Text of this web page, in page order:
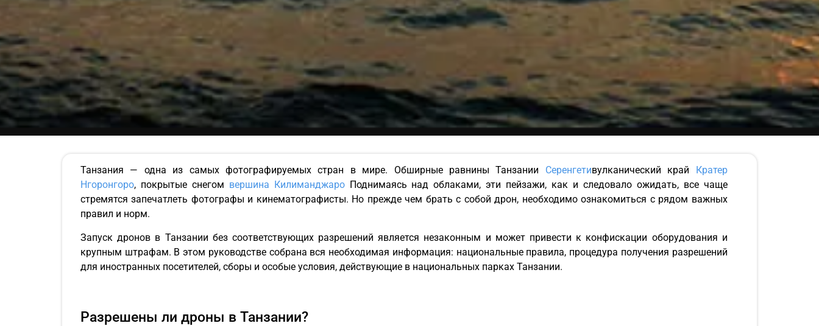
Танзания — одна из самых фотографируемых стран в мире. Обширные равнины Танзании Серенгетивулканический край Кратер
Нгоронгоро, покрытые снегом вершина КилиманджароПоднимаясь над облаками, эти пейзажи, как и следовало ожидать, все чаще
стремятся запечатлеть фотографы и кинематографисты. Но прежде чем брать с собой дрон, необходимо ознакомиться с рядом важных
правил и норм.
Запуск дронов в Танзании без соответствующих разрешений является незаконным и может привести к конфискации оборудования и
крупным штрафам. В этом руководстве собрана вся необходимая информация: национальные правила, процедура получения разрешений
для иностранных посетителей, сборы и особые условия, действующие в национальных парках Танзании.
Разрешены ли дроны в Танзании?